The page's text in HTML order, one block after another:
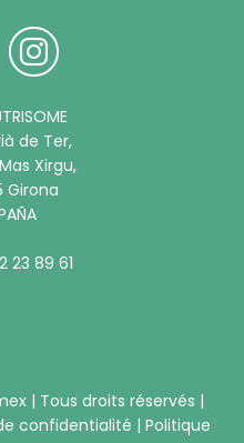
de Ter,
Xirgu,
89 61
| Tous droits réservés |
confidentialité | Politique